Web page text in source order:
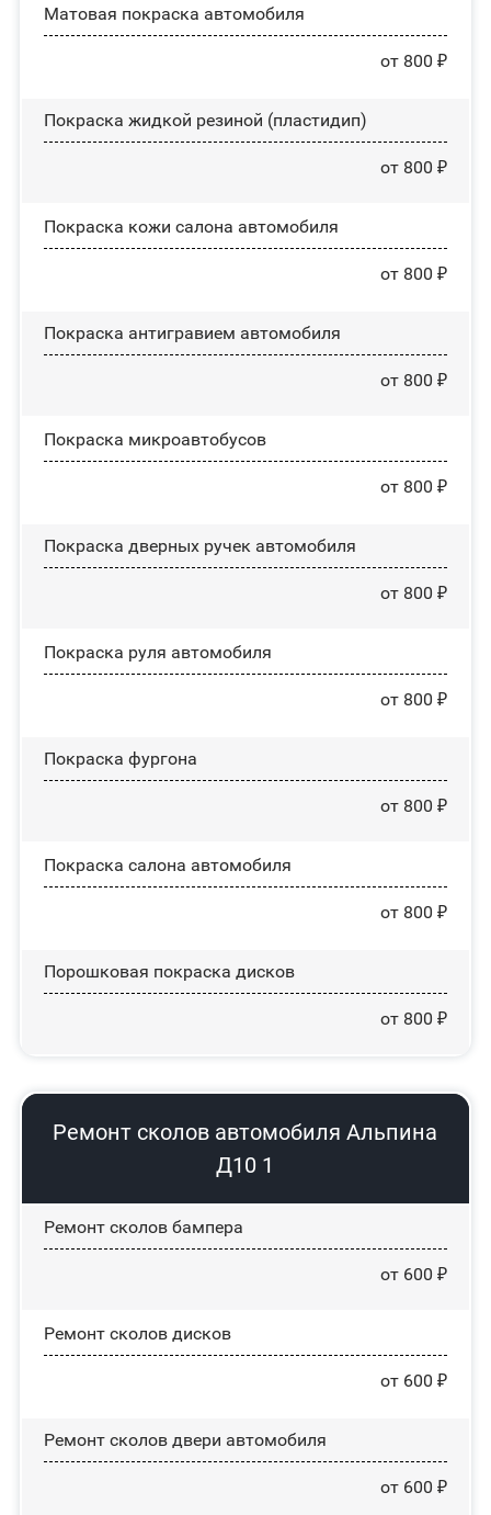
Матовая покраска автомобиля
от 800 ₽
Покраска жидкой резиной (пластидип)
от 800 ₽
Покраска кожи салона автомобиля
от 800 ₽
Покраска антигравием автомобиля
от 800 ₽
Покраска микроавтобусов
от 800 ₽
Покраска дверных ручек автомобиля
от 800 ₽
Покраска руля автомобиля
от 800 ₽
Покраска фургона
от 800 ₽
Покраска салона автомобиля
от 800 ₽
Порошковая покраска дисков
от 800 ₽
Ремонт сколов автомобиля Альпина
Д10 1
Ремонт сколов бампера
от 600 ₽
Ремонт сколов дисков
от 600 ₽
Ремонт сколов двери автомобиля
от 600 ₽